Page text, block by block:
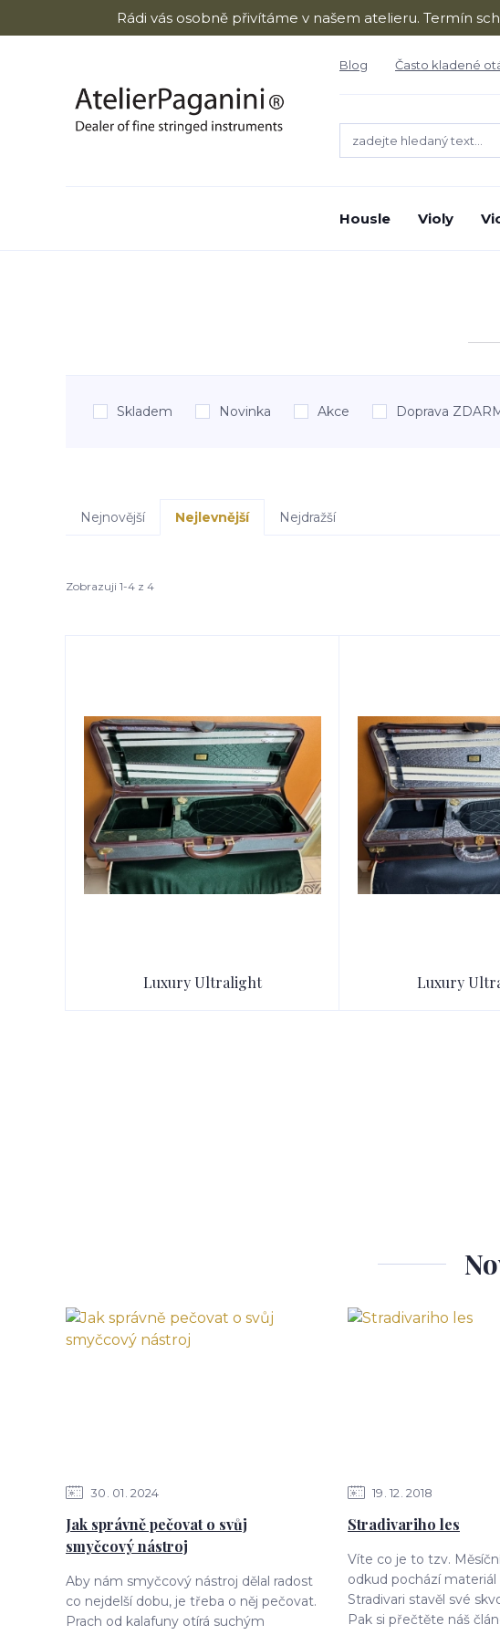
Rádi vás osobně přivítáme v našem atelieru. Termín
Blog Často kladené
Housle Violy
Skladem Novinka Akce Doprava
Nejnovější Nejlevnější Nejdražší
Zobrazuji 1-4 z 4
Luxury Ultralight Luxury
30 01 2024
Jak správně pečovat o svůj
smyčcový nástroj
Aby nám smyčcový nástroj dělal radost
co nejdelší dobu, je třeba o něj pečovat.
Prach od kalafuny otírá suchým
19 12 2018
Stradivariho les
Víte co je to tzv.
odkud pochází
Stradivari stavěl své
Pak si přečtěte náš